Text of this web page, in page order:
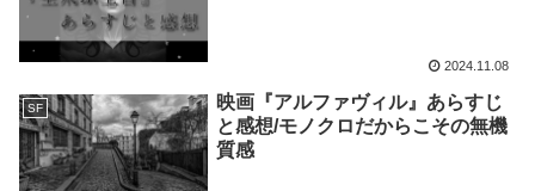
2024.11.08
SF
映画『アルファヴィル』あらすじ
と感想/モノクロだからこその無機
質感